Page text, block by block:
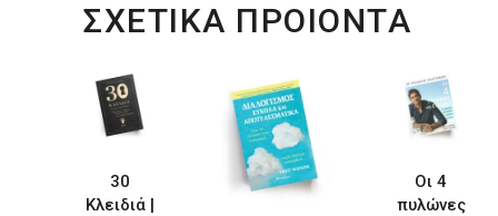
ΣΧΕΤΙΚΑ ΠΡΟΙΟΝΤΑ
30
Κλειδιά |
Οι 4
πυλώνες